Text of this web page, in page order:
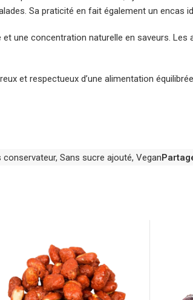
Sa praticité en fait également un encas
une concentration naturelle en saveurs. Les
et respectueux d’une alimentation
conservateur, Sans sucre ajouté, Vegan